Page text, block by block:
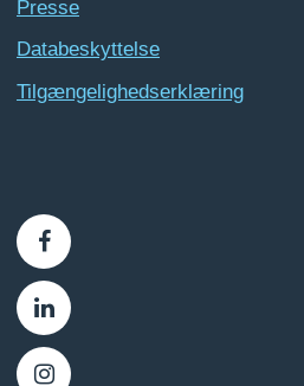
Presse
Databeskyttelse
Tilgængelighedserklæring